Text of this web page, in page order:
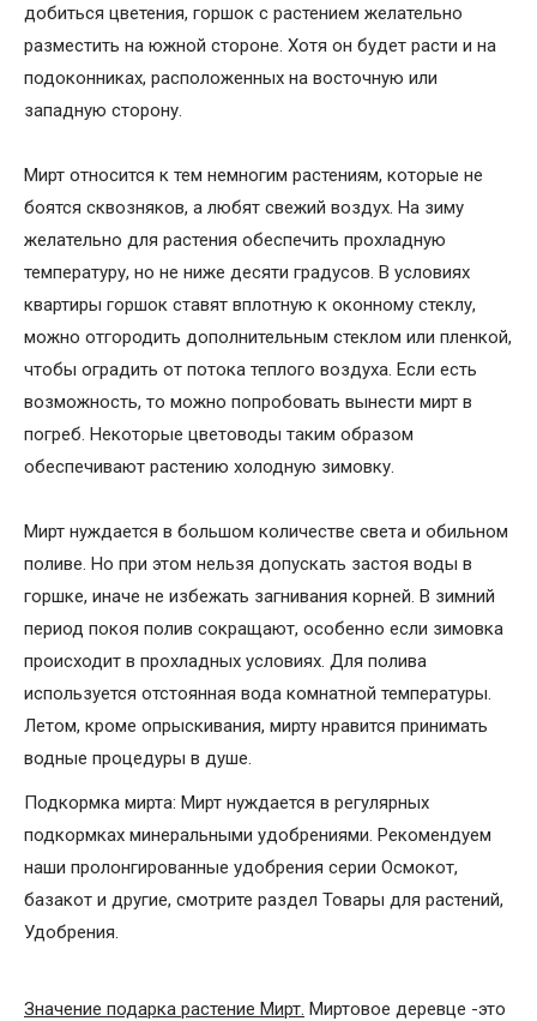
добиться цветения, горшок с растением желательно
разместить на южной стороне. Хотя он будет расти и на
подоконниках, расположенных на восточную или
западную сторону.
Мирт относится к тем немногим растениям, которые не
боятся сквозняков, а любят свежий воздух. На зиму
желательно для растения обеспечить прохладную
температуру, но не ниже десяти градусов. В условиях
квартиры горшок ставят вплотную к оконному стеклу,
можно отгородить дополнительным стеклом или пленкой,
чтобы оградить от потока теплого воздуха. Если есть
возможность, то можно попробовать вынести мирт в
погреб. Некоторые цветоводы таким образом
обеспечивают растению холодную зимовку.
Мирт нуждается в большом количестве света и обильном
поливе. Но при этом нельзя допускать застоя воды в
горшке, иначе не избежать загнивания корней. В зимний
период покоя полив сокращают, особенно если зимовка
происходит в прохладных условиях. Для полива
используется отстоянная вода комнатной температуры.
Летом, кроме опрыскивания, мирту нравится принимать
водные процедуры в душе.
Подкормка мирта: Мирт нуждается в регулярных
подкормках минеральными удобрениями. Рекомендуем
наши пролонгированные удобрения серии Осмокот,
базакот и другие, смотрите раздел Товары для растений,
Удобрения.
Значение подарка растение Мирт. Миртовое деревце -это